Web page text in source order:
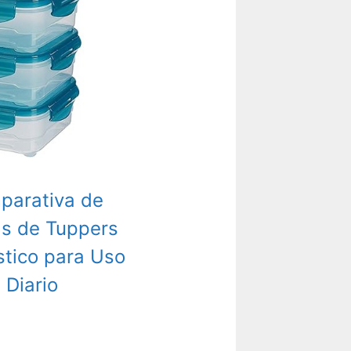
de
de Tuppers
para Uso
Diario